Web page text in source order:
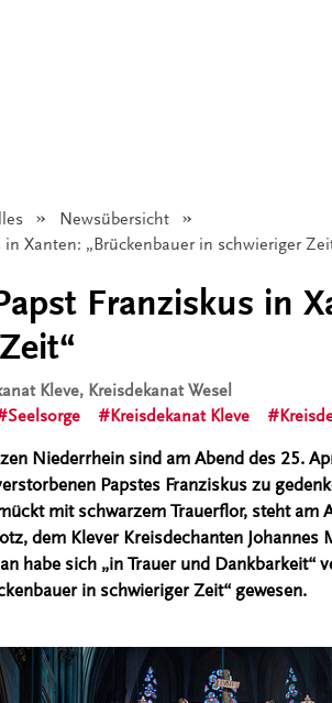
Newsübersicht
Xanten: „Brückenbauer in schwieriger
Franziskus in
Kleve, Kreisdekanat Wesel
Seelsorge Kreisdekanat Kleve
Niederrhein sind am Abend des 25.
Papstes Franziskus zu
mit schwarzem Trauerflor, steht am
dem Klever Kreisdechanten Johannes
habe sich „in Trauer und
in schwieriger Zeit“ gewesen.